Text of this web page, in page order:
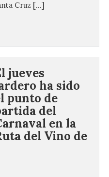
Cruz […]
jueves
ha sido
punto de
del
en la
del Vino de